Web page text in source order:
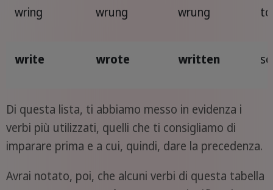
wring wrung wrung
write wrote written
Di questa lista, ti abbiamo messo in evidenza i
verbi più utilizzati, quelli che ti consigliamo di
imparare prima e a cui, quindi, dare la precedenza.
Avrai notato, poi, che alcuni verbi di questa tabella